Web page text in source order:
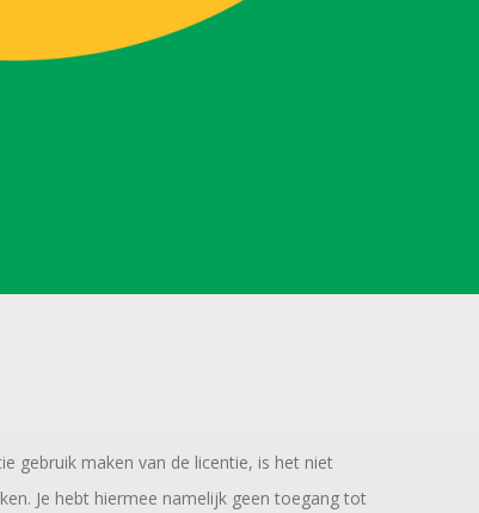
gebruik maken van de licentie, is het niet
Je hebt hiermee namelijk geen toegang tot